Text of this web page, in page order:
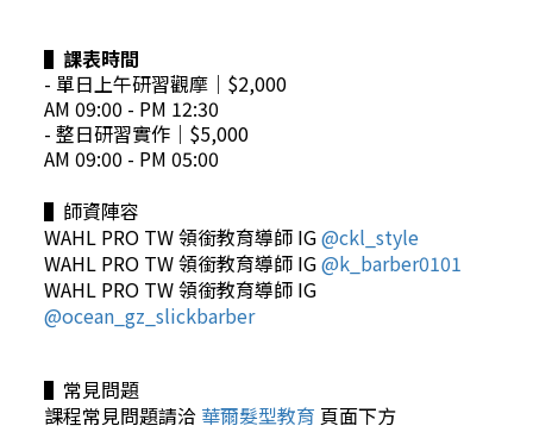
▌課表時間
- 單日上午研習觀摩｜$2,000
AM 09:00 - PM 12:30
- 整日研習實作 ｜$5,000
AM 09:00 - PM 05:00
▌師資陣容
WAHL PRO TW 領銜教育導師 IG@ckl_style
WAHL PRO TW 領銜教育導師 IG@k_barber0101
WAHL PRO TW 領銜教育導師 IG
@ocean_gz_slickbarber
▌常見問題
課程常見問題請洽 華爾髮型教育 頁面下方